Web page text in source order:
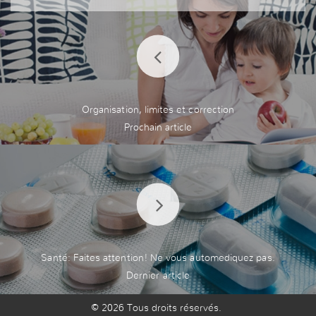
Organisation, limites et correction
Santé: Faites attention! Ne vous automediquez pas.
© 2026 Tous droits réservés.